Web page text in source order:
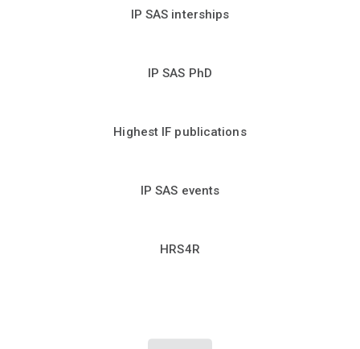
IP SAS interships
IP SAS PhD
Highest IF publications
IP SAS events
HRS4R